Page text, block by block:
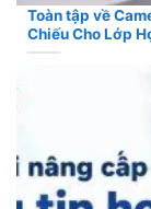
Toàn tập về
Chiếu Cho Lớp